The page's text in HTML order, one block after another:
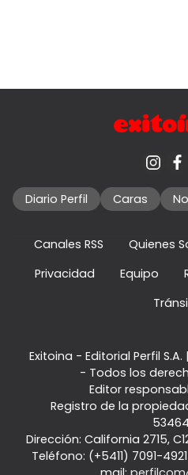
Diario Perfil Caras
Canales RSS Quienes
Privacidad
Equipo
Exitoina - Editorial Perfil S.A.
- Todos los
Editor
Registro de la
Dirección: California 2715,
Teléfono: (+5411) 7091-4921